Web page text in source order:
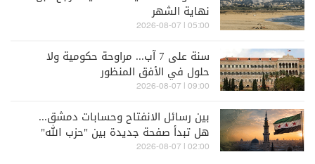
نهاية الشهر
05:00 | 2026-08-07
سنة على 7 آب... مراوحة حكومية ولا
حلول في الأفق المنظور
09:00 | 2026-08-07
بين رسائل الانفتاح وحسابات دمشق...
هل تبدأ صفحة جديدة بين "حزب الله"
وسوريا - الشرع؟
02:00 | 2026-08-07